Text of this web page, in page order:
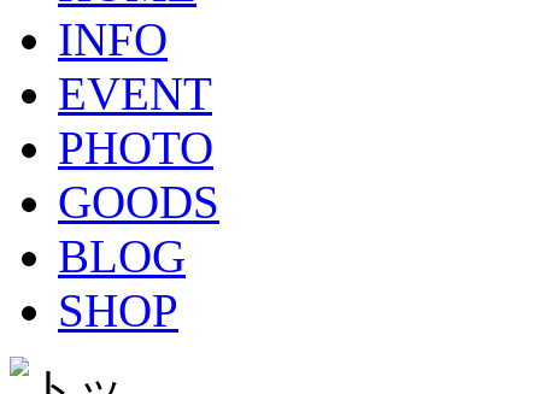
INFO
EVENT
PHOTO
GOODS
BLOG
SHOP